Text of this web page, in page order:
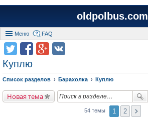
oldpolbus.com
Меню FAQ
Куплю
Список разделов Барахолка Куплю
Новая тема
54 темы 1 2